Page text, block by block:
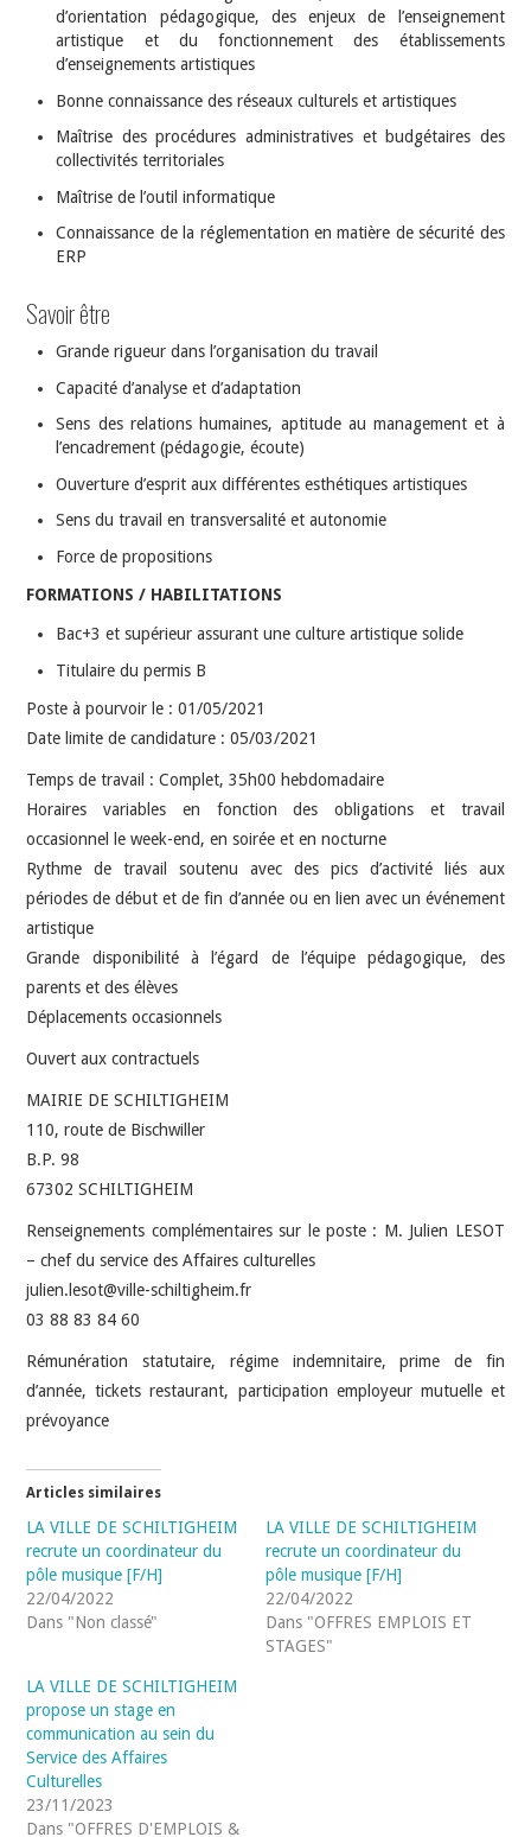
d’orientation pédagogique, des enjeux de l’enseignement
artistique et du fonctionnement des établissements
d’enseignements artistiques
Bonne connaissance des réseaux culturels et artistiques
Maîtrise des procédures administratives et budgétaires des
collectivités territoriales
Maîtrise de l’outil informatique
Connaissance de la réglementation en matière de sécurité des
ERP
Savoir être
Grande rigueur dans l’organisation du travail
Capacité d’analyse et d’adaptation
Sens des relations humaines, aptitude au management et à
l’encadrement (pédagogie, écoute)
Ouverture d’esprit aux différentes esthétiques artistiques
Sens du travail en transversalité et autonomie
Force de propositions
FORMATIONS / HABILITATIONS
Bac+3 et supérieur assurant une culture artistique solide
Titulaire du permis B
Poste à pourvoir le : 01/05/2021
Date limite de candidature : 05/03/2021
Temps de travail : Complet, 35h00 hebdomadaire
Horaires variables en fonction des obligations et travail
occasionnel le week-end, en soirée et en nocturne
Rythme de travail soutenu avec des pics d’activité liés aux
périodes de début et de fin d’année ou en lien avec un événement
artistique
Grande disponibilité à l’égard de l’équipe pédagogique, des
parents et des élèves
Déplacements occasionnels
Ouvert aux contractuels
MAIRIE DE SCHILTIGHEIM
110, route de Bischwiller
B.P. 98
67302 SCHILTIGHEIM
Renseignements complémentaires sur le poste : M. Julien LESOT
– chef du service des Affaires culturelles
julien.lesot@ville-schiltigheim.fr
03 88 83 84 60
Rémunération statutaire, régime indemnitaire, prime de fin
d’année, tickets restaurant, participation employeur mutuelle et
prévoyance
Articles similaires
LA VILLE DE SCHILTIGHEIM
recrute un coordinateur du
pôle musique [F/H]
22/04/2022
Dans "Non classé"
LA VILLE DE SCHILTIGHEIM
recrute un coordinateur du
pôle musique [F/H]
22/04/2022
Dans "OFFRES EMPLOIS ET
STAGES"
LA VILLE DE SCHILTIGHEIM
propose un stage en
communication au sein du
Service des Affaires
Culturelles
23/11/2023
Dans "OFFRES D'EMPLOIS &